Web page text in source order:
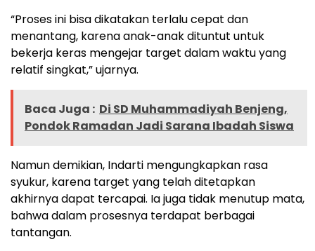
“Proses ini bisa dikatakan terlalu cepat dan
menantang, karena anak-anak dituntut untuk
bekerja keras mengejar target dalam waktu yang
relatif singkat,” ujarnya.
Baca Juga : Di SD Muhammadiyah Benjeng,
Pondok Ramadan Jadi Sarana Ibadah Siswa
Namun demikian, Indarti mengungkapkan rasa
syukur, karena target yang telah ditetapkan
akhirnya dapat tercapai. Ia juga tidak menutup mata,
bahwa dalam prosesnya terdapat berbagai
tantangan.